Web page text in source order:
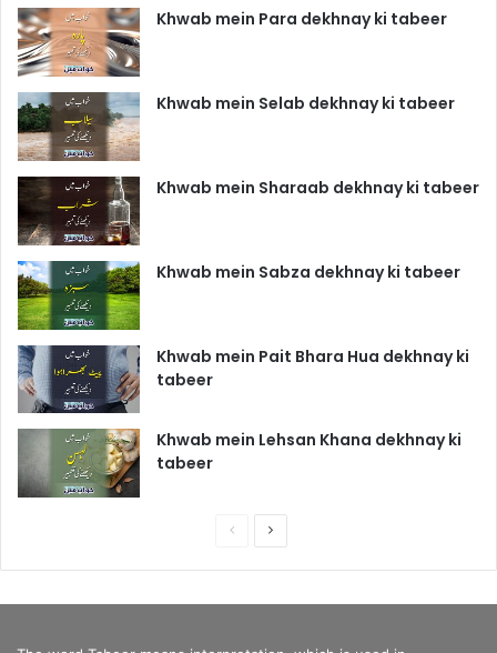
Khwab mein Para dekhnay ki tabeer
Khwab mein Selab dekhnay ki tabeer
Khwab mein Sharaab dekhnay ki tabeer
Khwab mein Sabza dekhnay ki tabeer
Khwab mein Pait Bhara Hua dekhnay ki
tabeer
Khwab mein Lehsan Khana dekhnay ki
tabeer